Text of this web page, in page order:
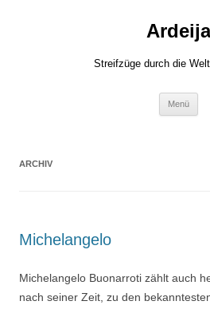
Ardeija
Streifzüge durch die
Menü
ARCHIV
Michelangelo
Michelangelo Buonarroti zählt auch
nach seiner Zeit, zu den